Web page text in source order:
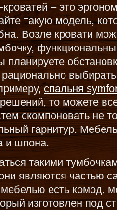
– это
такую модель,
Возле кровати
планируете
спальня
то можете
скомпоновать не
гарнитур.
и шпона.
такими
являются частью
есть комод,
изготовлен под